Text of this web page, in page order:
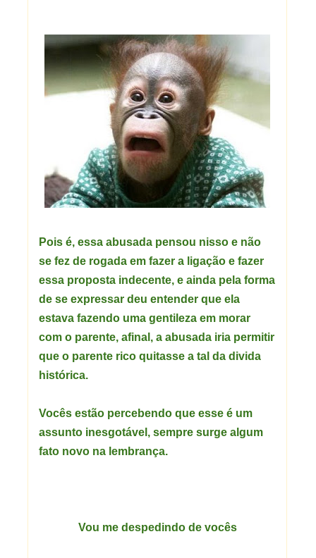
Pois é, essa abusada pensou nisso e não
se fez de rogada em fazer a ligação e fazer
essa proposta indecente, e ainda pela forma
de se expressar deu entender que ela
estava fazendo uma gentileza em morar
com o parente, afinal, a abusada iria permitir
que o parente rico quitasse a tal da divida
histórica.
Vocês estão percebendo que esse é um
assunto inesgotável, sempre surge algum
fato novo na lembrança.
Vou me despedindo de vocês